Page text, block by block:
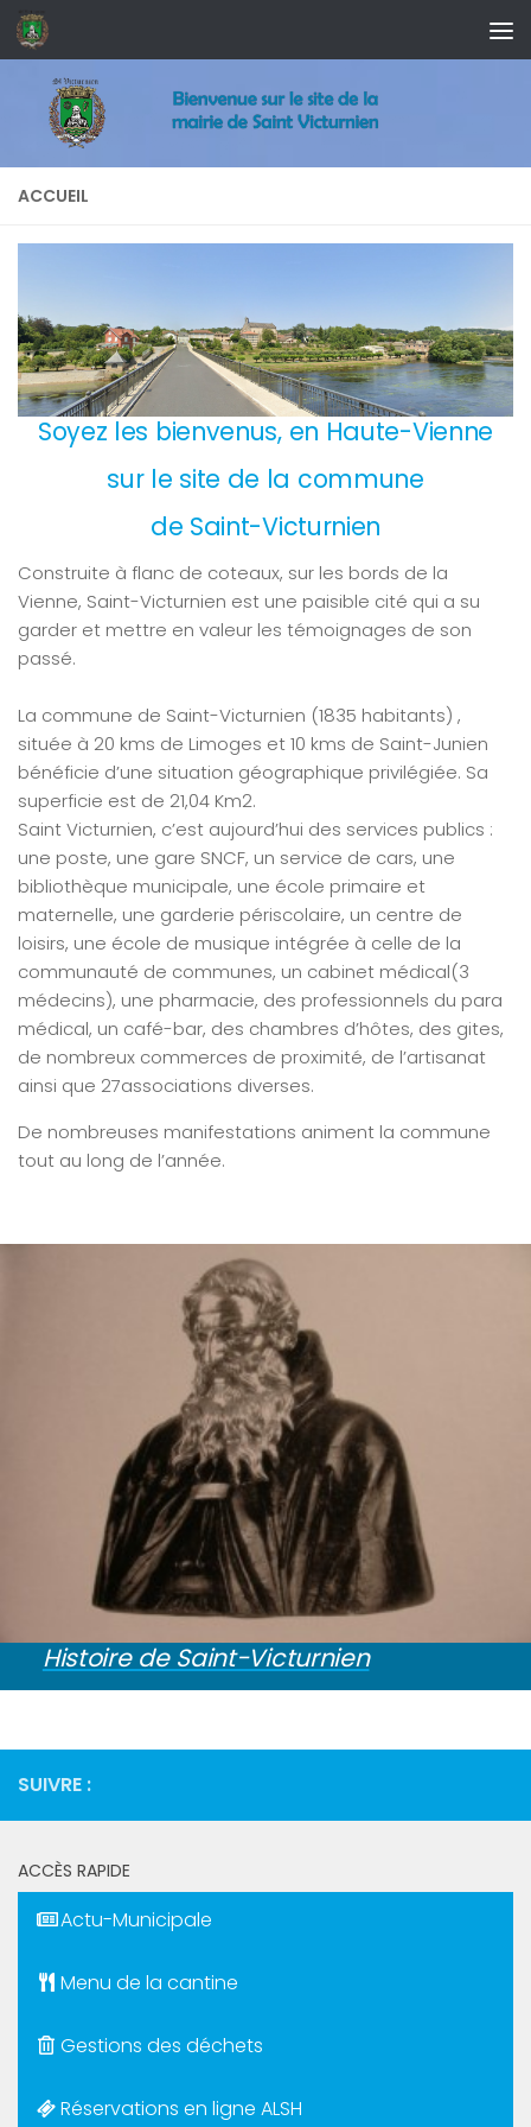
Skip to content
ACCUEIL
Soyez les bienvenus, en Haute-Vienne
sur le site de la commune
de Saint-Victurnien
Construite à flanc de coteaux, sur les bords de la
Vienne, Saint-Victurnien est une paisible cité qui a su
garder et mettre en valeur les témoignages de son
passé.
La commune de Saint-Victurnien (1835 habitants) ,
située à 20 kms de Limoges et 10 kms de Saint-Junien
bénéficie d’une situation géographique privilégiée. Sa
superficie est de 21,04 Km2.
Saint Victurnien, c’est aujourd’hui des services publics :
une poste, une gare SNCF, un service de cars, une
bibliothèque municipale, une école primaire et
maternelle, une garderie périscolaire, un centre de
loisirs, une école de musique intégrée à celle de la
communauté de communes, un cabinet médical(3
médecins), une pharmacie, des professionnels du para
médical, un café-bar, des chambres d’hôtes, des gites,
de nombreux commerces de proximité, de l’artisanat
ainsi que 27associations diverses.
De nombreuses manifestations animent la commune
tout au long de l’année.
Histoire de Saint-Victurnien
SUIVRE :
ACCÈS RAPIDE
Actu-Municipale
Menu de la cantine
Gestions des déchets
Réservations en ligne ALSH